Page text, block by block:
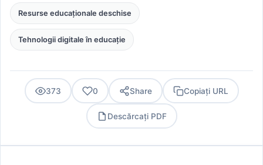
Resurse educaționale deschise
Tehnologii digitale în educație
373 0 Share Copiați URL
Descărcați PDF